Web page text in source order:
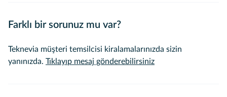
Farklı bir sorunuz mu var?
Teknevia müşteri temsilcisi kiralamalarınızda sizin
yanınızda. Tıklayıp mesaj gönderebilirsiniz